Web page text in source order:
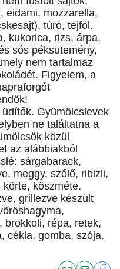
eidami, mozzarella,
túró, tejföl.
kukorica, rizs, árpa,
sós péksütemény,
nem tartalmaz
Figyelem, a
Gyümölcslevek
ne találtatna a
közül
az alábbiakból
sárgabarack,
meggy, szőlő, ribizli,
köszméte.
grillezve készült
brokkoli, répa, retek,
cékla, gomba, szója.